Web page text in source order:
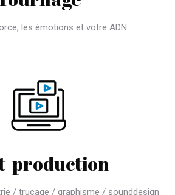
les émotions et votre ADN.
production
/ trucage / graphisme / sounddesign